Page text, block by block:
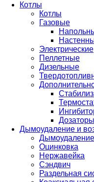
Котлы
Котлы
Газовые
Электрические
Пеллетные
Дизельные
Дозаторы
Дымоудаление и
Оцинковка
Нержавейка
Сэндвич
Раздельная